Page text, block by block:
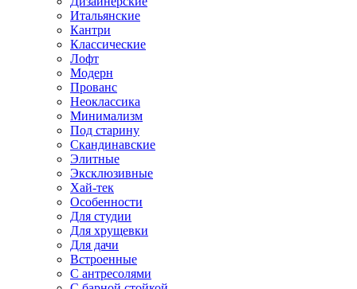
Итальянские
Кантри
Классические
Лофт
Модерн
Прованс
Неоклассика
Минимализм
Под старину
Скандинавские
Элитные
Эксклюзивные
Хай-тек
Особенности
Для студии
Для хрущевки
Для дачи
Встроенные
С антресолями